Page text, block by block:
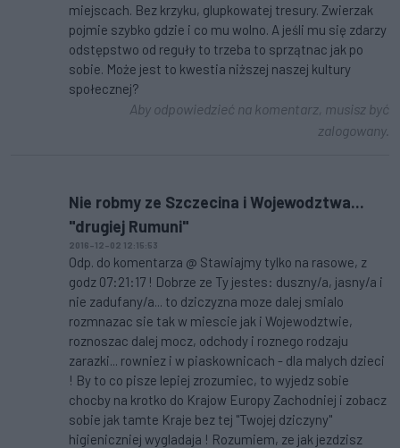
miejscach. Bez krzyku, glupkowatej tresury. Zwierzak
pojmie szybko gdzie i co mu wolno. A jeśli mu się zdarzy
odstępstwo od reguły to trzeba to sprzątnac jak po
sobie. Może jest to kwestia niższej naszej kultury
społecznej?
Aby odpowiedzieć na komentarz, musisz być
zalogowany.
Nie robmy ze Szczecina i Wojewodztwa...
"drugiej Rumuni"
2016-12-02 12:15:53
Odp. do komentarza @ Stawiajmy tylko na rasowe, z
godz 07:21:17 ! Dobrze ze Ty jestes: duszny/a, jasny/a i
nie zadufany/a... to dziczyzna moze dalej smialo
rozmnazac sie tak w miescie jak i Wojewodztwie,
roznoszac dalej mocz, odchody i roznego rodzaju
zarazki... rowniez i w piaskownicach - dla malych dzieci
! By to co pisze lepiej zrozumiec, to wyjedz sobie
chocby na krotko do Krajow Europy Zachodniej i zobacz
sobie jak tamte Kraje bez tej "Twojej dziczyny"
higieniczniej wygladaja ! Rozumiem, ze jak jezdzisz